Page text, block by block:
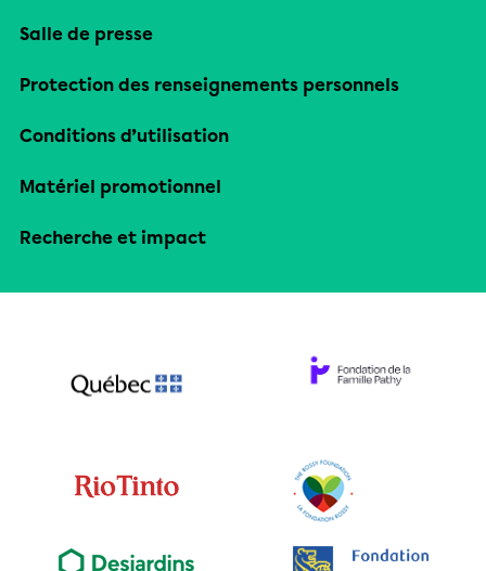
Salle de presse
Protection des renseignements personnels
Conditions d’utilisation
Matériel promotionnel
Recherche et impact